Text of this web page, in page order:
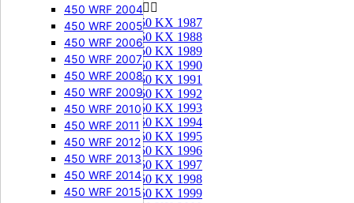
450 WRF 2004
450 WRF 2005
450 WRF 2006
450 WRF 2007
450 WRF 2008
450 WRF 2009
450 WRF 2010
450 WRF 2011
450 WRF 2012
450 WRF 2013
450 WRF 2014
450 WRF 2015
250 KX 
250 KX 1987
250 KX 1988
250 KX 1989
250 KX 1990
250 KX 1991
250 KX 1992
250 KX 1993
250 KX 1994
250 KX 1995
250 KX 1996
250 KX 1997
250 KX 1998
250 KX 1999